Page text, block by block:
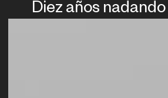
Diez años